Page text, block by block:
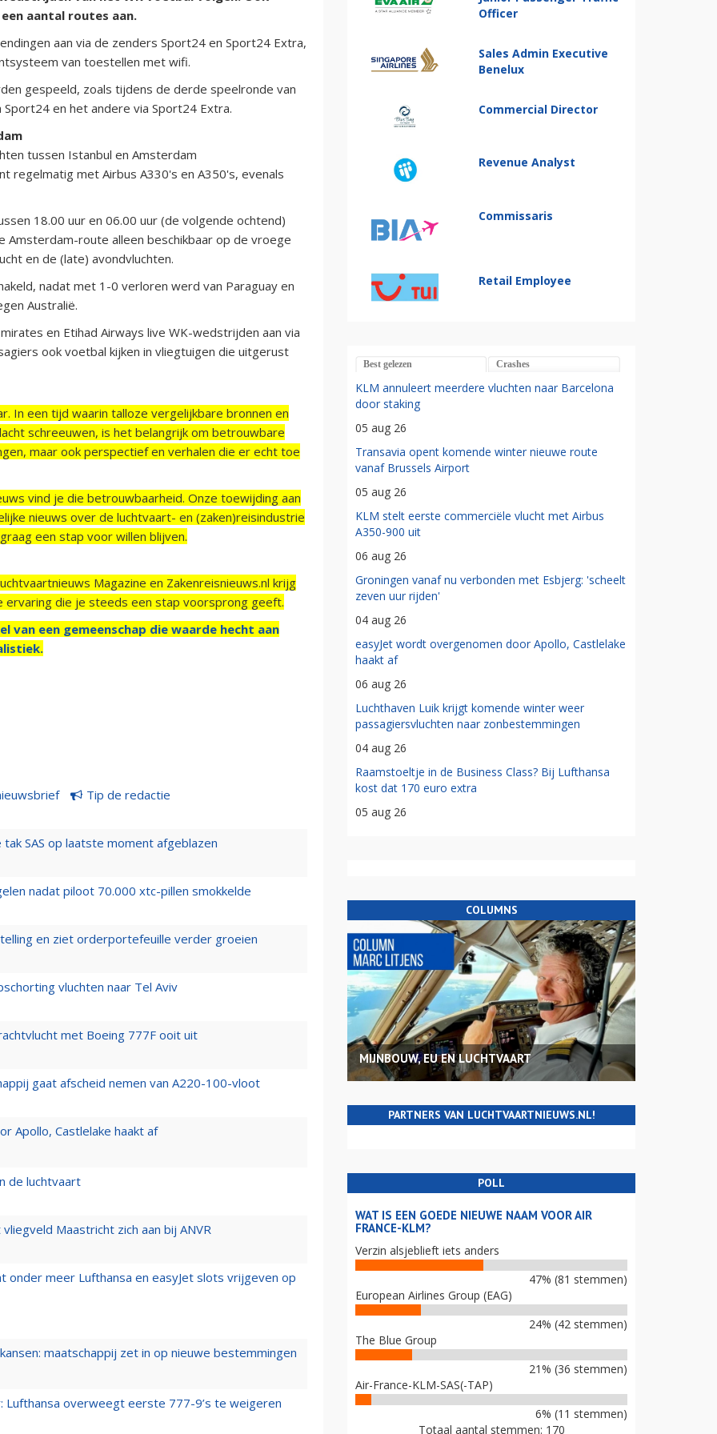
aantal routes aan.
aan via de zenders Sport24 en Sport24 Extra,
van toestellen met wifi.
gespeeld, zoals tijdens de derde speelronde van
en het andere via Sport24 Extra.
tussen Istanbul en Amsterdam
regelmatig met Airbus A330's en A350's, evenals
18.00 uur en 06.00 uur (de volgende ochtend)
route alleen beschikbaar op de vroege
en de (late) avondvluchten.
nadat met 1-0 verloren werd van Paraguay en
Australië.
en Etihad Airways live WK-wedstrijden aan via
ook voetbal kijken in vliegtuigen die uitgerust
In een tijd waarin talloze vergelijkbare bronnen en
schreeuwen, is het belangrijk om betrouwbare
maar ook perspectief en verhalen die er echt toe
vind je die betrouwbaarheid. Onze toewijding aan
nieuws over de luchtvaart- en (zaken)reisindustrie
een stap voor willen blijven.
Magazine en Zakenreisnieuws.nl krijg
die je steeds een stap voorsprong geeft.
van een gemeenschap die waarde hecht aan
Tip de redactie
SAS op laatste moment afgeblazen
nadat piloot 70.000 xtc-pillen smokkelde
en ziet orderportefeuille verder groeien
vluchten naar Tel Aviv
met Boeing 777F ooit uit
gaat afscheid nemen van A220-100-vloot
Apollo, Castlelake haakt af
de luchtvaart
Maastricht zich aan bij ANVR
meer Lufthansa en easyJet slots vrijgeven op
maatschappij zet in op nieuwe bestemmingen
Lufthansa overweegt eerste 777-9’s te weigeren
Officer
Sales Admin Executive
Benelux
Commercial Director
Revenue Analyst
Commissaris
Retail Employee
Best gelezen Crashes
KLM annuleert meerdere vluchten naar Barcelona
door staking
05 aug 26
Transavia opent komende winter nieuwe route
vanaf Brussels Airport
05 aug 26
KLM stelt eerste commerciële vlucht met Airbus
A350-900 uit
06 aug 26
Groningen vanaf nu verbonden met Esbjerg: 'scheelt
zeven uur rijden'
04 aug 26
easyJet wordt overgenomen door Apollo, Castlelake
haakt af
06 aug 26
Luchthaven Luik krijgt komende winter weer
passagiersvluchten naar zonbestemmingen
04 aug 26
Raamstoeltje in de Business Class? Bij Lufthansa
kost dat 170 euro extra
05 aug 26
COLUMNS
MIJNBOUW, EU EN LUCHTVAART
PARTNERS VAN LUCHTVAARTNIEUWS.NL!
POLL
WAT IS EEN GOEDE NIEUWE NAAM VOOR AIR
FRANCE-KLM?
Verzin alsjeblieft iets anders
47% (81 stemmen)
European Airlines Group (EAG)
24% (42 stemmen)
The Blue Group
21% (36 stemmen)
Air-France-KLM-SAS(-TAP)
6% (11 stemmen)
Totaal aantal stemmen: 170